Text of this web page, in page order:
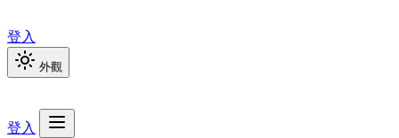
登入
外觀
登入